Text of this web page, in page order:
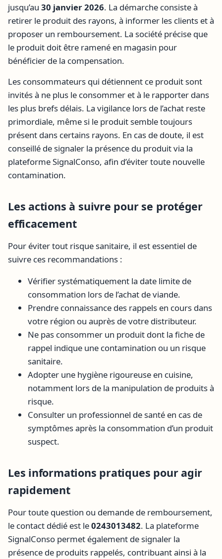
jusqu’au 30 janvier 2026. La démarche consiste à
retirer le produit des rayons, à informer les clients et à
proposer un remboursement. La société précise que
le produit doit être ramené en magasin pour
bénéficier de la compensation.
Les consommateurs qui détiennent ce produit sont
invités à ne plus le consommer et à le rapporter dans
les plus brefs délais. La vigilance lors de l’achat reste
primordiale, même si le produit semble toujours
présent dans certains rayons. En cas de doute, il est
conseillé de signaler la présence du produit via la
plateforme SignalConso, afin d’éviter toute nouvelle
contamination.
Les actions à suivre pour se protéger
efficacement
Pour éviter tout risque sanitaire, il est essentiel de
suivre ces recommandations :
Vérifier systématiquement la date limite de
consommation lors de l’achat de viande.
Prendre connaissance des rappels en cours dans
votre région ou auprès de votre distributeur.
Ne pas consommer un produit dont la fiche de
rappel indique une contamination ou un risque
sanitaire.
Adopter une hygiène rigoureuse en cuisine,
notamment lors de la manipulation de produits à
risque.
Consulter un professionnel de santé en cas de
symptômes après la consommation d’un produit
suspect.
Les informations pratiques pour agir
rapidement
Pour toute question ou demande de remboursement,
le contact dédié est le0243013482. La plateforme
SignalConso permet également de signaler la
présence de produits rappelés, contribuant ainsi à la